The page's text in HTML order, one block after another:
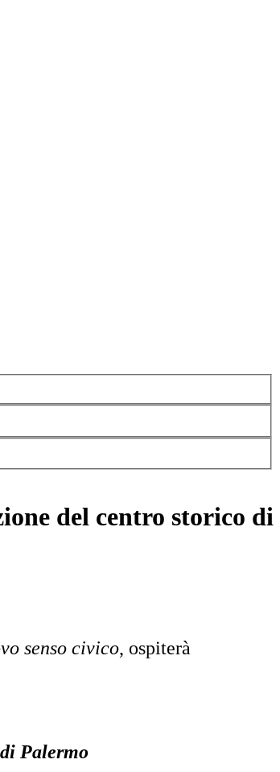
del centro storico di
senso civico, ospiterà
Palermo